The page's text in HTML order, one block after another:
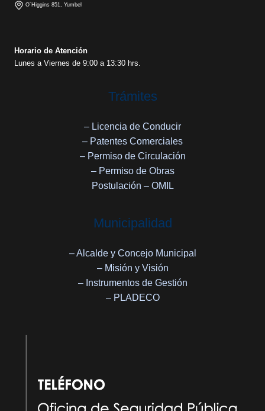
O´Higgins 851, Yumbel
Horario de Atención
Lunes a Viernes de 9:00 a 13:30 hrs.
Trámites
– Licencia de Conducir
– Patentes Comerciales
– Permiso de Circulación
– Permiso de Obras
Postulación – OMIL
Municipalidad
– Alcalde y Concejo Municipal
– Misión y Visión
– Instrumentos de Gestión
– PLADECO